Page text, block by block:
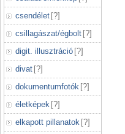
csendélet [?]
csillagászat/égbolt [?]
digit. illusztráció [?]
divat [?]
dokumentumfotók [?]
életképek [?]
elkapott pillanatok [?]